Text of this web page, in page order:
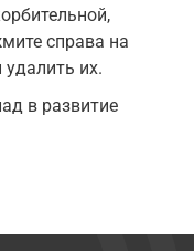
справа на
их.
в развитие